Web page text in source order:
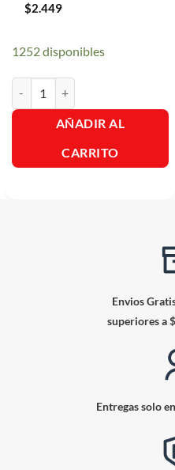
$2.449
1252 disponibles
AÑADIR AL
CARRITO
Envios
superiores a
Entregas solo